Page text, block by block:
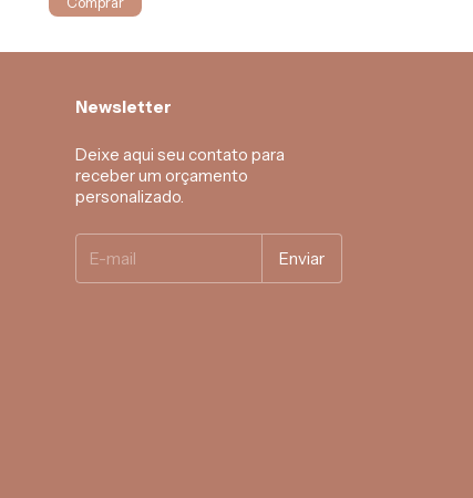
Newsletter
Deixe aqui seu contato para
receber um orçamento
personalizado.